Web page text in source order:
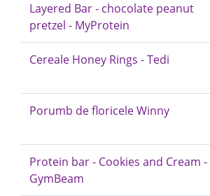
Layered Bar - chocolate peanut
pretzel - MyProtein
Cereale Honey Rings - Tedi
Porumb de floricele Winny
Protein bar - Cookies and Cream -
GymBeam